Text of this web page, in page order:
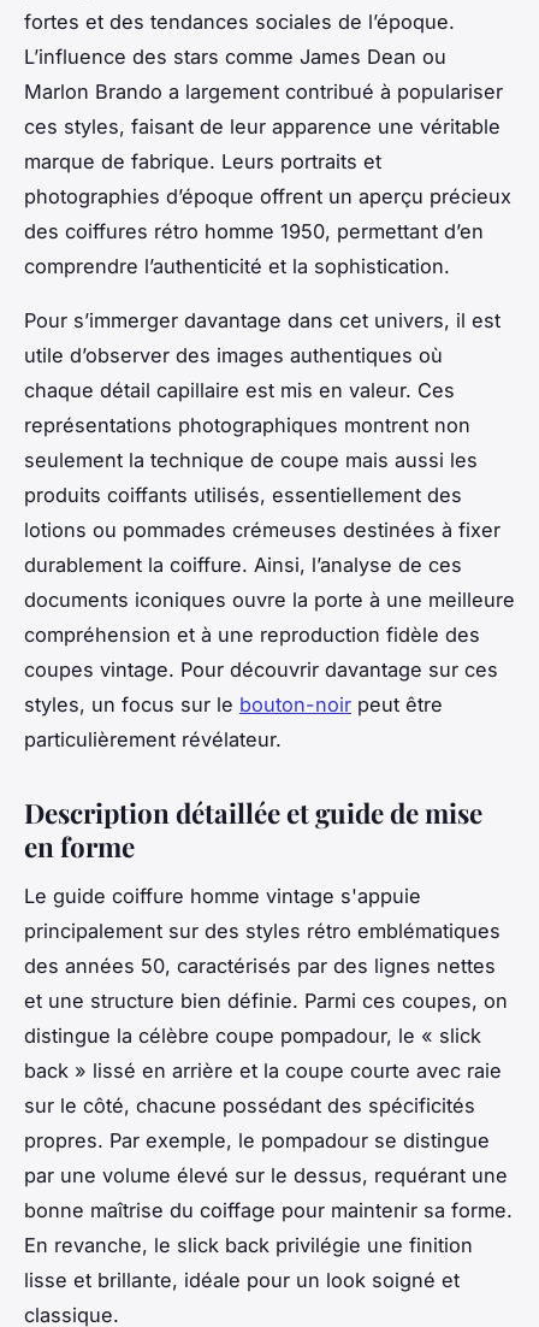
fortes et des tendances sociales de l’époque.
L’influence des stars comme James Dean ou
Marlon Brando a largement contribué à populariser
ces styles, faisant de leur apparence une véritable
marque de fabrique. Leurs portraits et
photographies d’époque offrent un aperçu précieux
des coiffures rétro homme 1950, permettant d’en
comprendre l’authenticité et la sophistication.
Pour s’immerger davantage dans cet univers, il est
utile d’observer des images authentiques où
chaque détail capillaire est mis en valeur. Ces
représentations photographiques montrent non
seulement la technique de coupe mais aussi les
produits coiffants utilisés, essentiellement des
lotions ou pommades crémeuses destinées à fixer
durablement la coiffure. Ainsi, l’analyse de ces
documents iconiques ouvre la porte à une meilleure
compréhension et à une reproduction fidèle des
coupes vintage. Pour découvrir davantage sur ces
styles, un focus sur le bouton-noir peut être
particulièrement révélateur.
Description détaillée et guide de mise
en forme
Le guide coiffure homme vintage s'appuie
principalement sur des styles rétro emblématiques
des années 50, caractérisés par des lignes nettes
et une structure bien définie. Parmi ces coupes, on
distingue la célèbre coupe pompadour, le « slick
back » lissé en arrière et la coupe courte avec raie
sur le côté, chacune possédant des spécificités
propres. Par exemple, le pompadour se distingue
par une volume élevé sur le dessus, requérant une
bonne maîtrise du coiffage pour maintenir sa forme.
En revanche, le slick back privilégie une finition
lisse et brillante, idéale pour un look soigné et
classique.